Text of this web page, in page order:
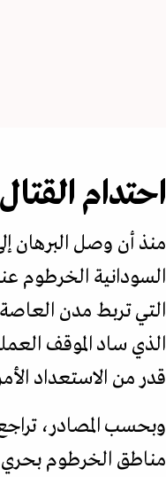
احتدام
السودانية الخرطوم
التي تربط مدن
الذي ساد الموقف
قدر من الاستعداد
وبحسب المصادر،
مناطق الخرطوم بحري.